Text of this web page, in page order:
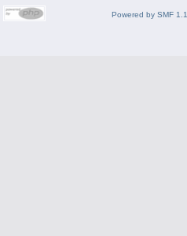
Powered by SMF